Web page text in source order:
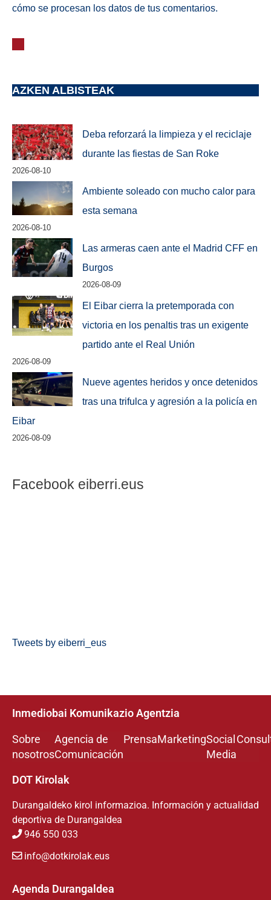
cómo se procesan los datos de tus comentarios.
AZKEN ALBISTEAK
Deba reforzará la limpieza y el reciclaje
durante las fiestas de San Roke
2026-08-10
Ambiente soleado con mucho calor para
esta semana
2026-08-10
Las armeras caen ante el Madrid CFF en
Burgos
2026-08-09
El Eibar cierra la pretemporada con
victoria en los penaltis tras un exigente
partido ante el Real Unión
2026-08-09
Nueve agentes heridos y once detenidos
tras una trifulca y agresión a la policía en
Eibar
2026-08-09
Facebook eiberri.eus
Tweets by eiberri_eus
Inmediobai Komunikazio Agentzia
Sobre
nosotros
Agencia de
Comunicación
PrensaMarketingSocial
Media
DOT Kirolak
Durangaldeko kirol informazioa. Información y actualidad
deportiva de Durangaldea
946 550 033
info@dotkirolak.eus
Agenda Durangaldea